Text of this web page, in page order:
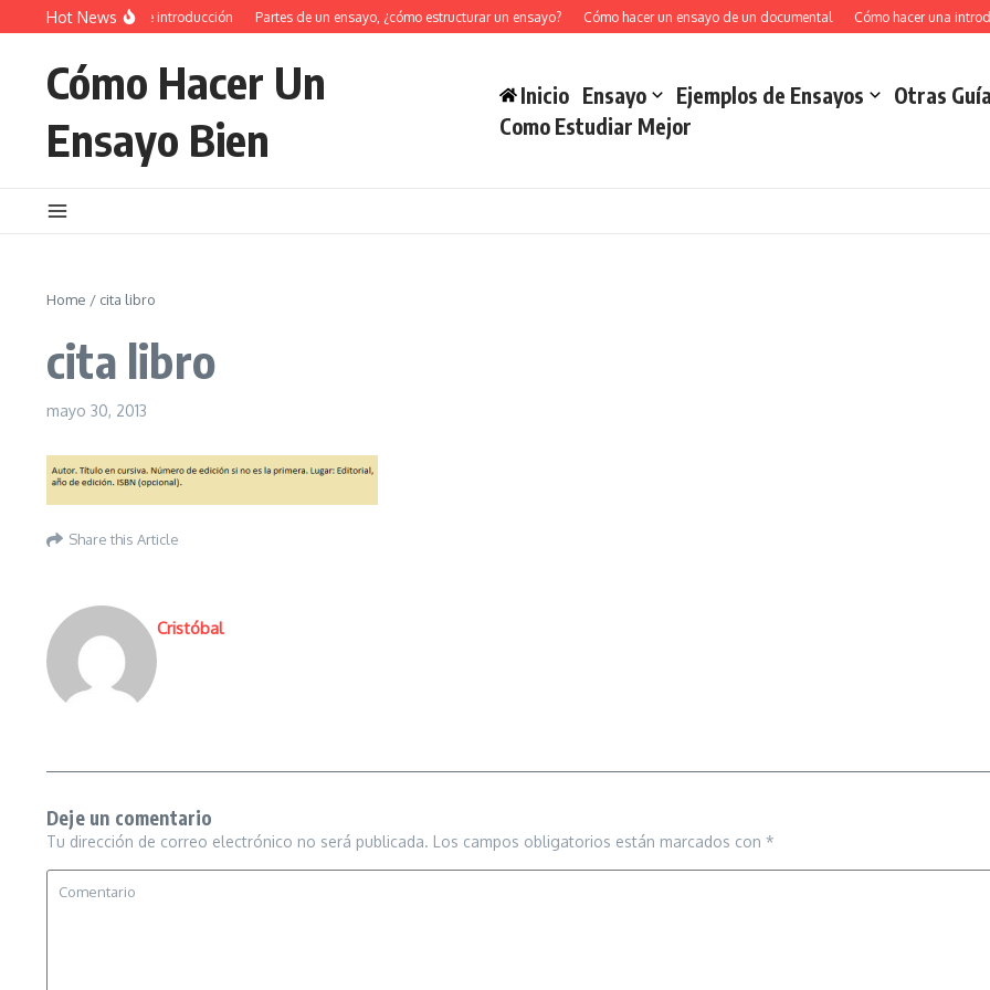
Saltar al contenido
Hot News
34 Ejemplos de introducción Partes de un ensayo, ¿cómo estructurar un ensayo? Cómo hacer un ensayo de un documental Cómo hacer una
Cómo Hacer Un
Ensayo Bien
Inicio Ensayo Ejemplos de Ensayos Otras
Como Estudiar Mejor
Home / cita libro
cita libro
mayo 30, 2013
Share this Article
Cristóbal
Deje un comentario
Tu dirección de correo electrónico no será publicada. Los campos obligatorios están marcados con *